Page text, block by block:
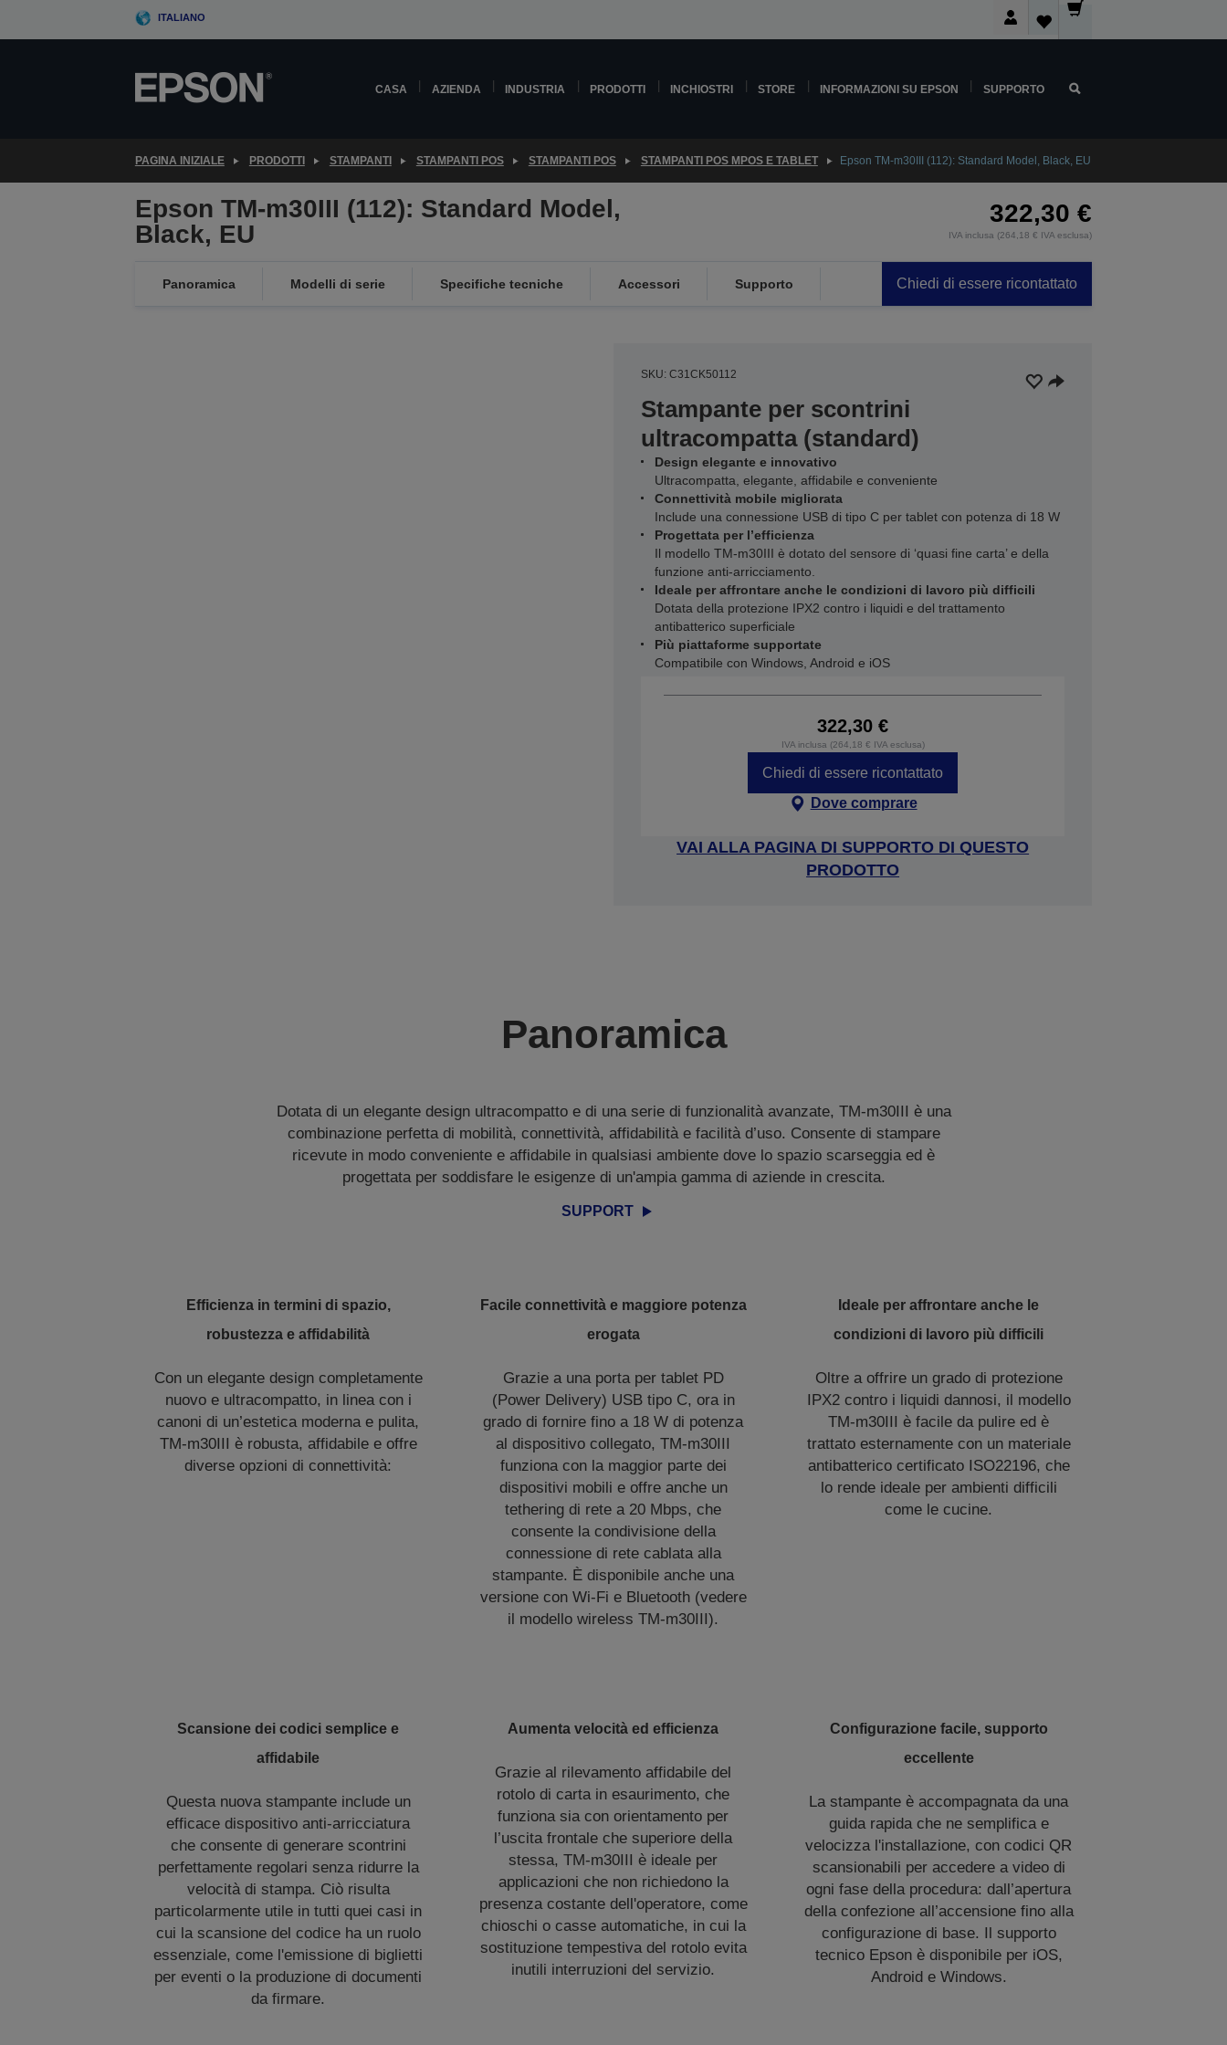
ITALIANO
CASA AZIENDA INDUSTRIA PRODOTTI INCHIOSTRI STORE INFORMAZIONI SU EPSON SUPPORTO
PAGINA INIZIALE PRODOTTI STAMPANTI STAMPANTI POS STAMPANTI POS STAMPANTI POS MPOS E TABLET Epson TM-m30III (112): Standard Model, Black, EU
Epson TM-m30III (112): Standard Model,
Black, EU
322,30 €
IVA inclusa (264,18 € IVA esclusa)
Panoramica Modelli di serie Specifiche tecniche Accessori Supporto Chiedi di essere ricontattato
SKU: C31CK50112
Stampante per scontrini
ultracompatta (standard)
Design elegante e innovativo
Ultracompatta, elegante, affidabile e conveniente
Connettività mobile migliorata
Include una connessione USB di tipo C per tablet con potenza di 18 W
Progettata per l’efficienza
Il modello TM-m30III è dotato del sensore di ‘quasi fine carta’ e della
funzione anti-arricciamento.
Ideale per affrontare anche le condizioni di lavoro più difficili
Dotata della protezione IPX2 contro i liquidi e del trattamento
antibatterico superficiale
Più piattaforme supportate
Compatibile con Windows, Android e iOS
322,30 €
IVA inclusa (264,18 € IVA esclusa)
Chiedi di essere ricontattato
Dove comprare
VAI ALLA PAGINA DI SUPPORTO DI QUESTO
PRODOTTO
Panoramica
Dotata di un elegante design ultracompatto e di una serie di funzionalità avanzate, TM-m30III è una
combinazione perfetta di mobilità, connettività, affidabilità e facilità d’uso. Consente di stampare
ricevute in modo conveniente e affidabile in qualsiasi ambiente dove lo spazio scarseggia ed è
progettata per soddisfare le esigenze di un'ampia gamma di aziende in crescita.
SUPPORT
Efficienza in termini di spazio,
robustezza e affidabilità
Con un elegante design completamente
nuovo e ultracompatto, in linea con i
canoni di un’estetica moderna e pulita,
TM-m30III è robusta, affidabile e offre
diverse opzioni di connettività:
Facile connettività e maggiore potenza
erogata
Grazie a una porta per tablet PD
(Power Delivery) USB tipo C, ora in
grado di fornire fino a 18 W di potenza
al dispositivo collegato, TM‑m30III
funziona con la maggior parte dei
dispositivi mobili e offre anche un
tethering di rete a 20 Mbps, che
consente la condivisione della
connessione di rete cablata alla
stampante. È disponibile anche una
versione con Wi-Fi e Bluetooth (vedere
il modello wireless TM-m30III).
Ideale per affrontare anche le
condizioni di lavoro più difficili
Oltre a offrire un grado di protezione
IPX2 contro i liquidi dannosi, il modello
TM-m30III è facile da pulire ed è
trattato esternamente con un materiale
antibatterico certificato ISO22196, che
lo rende ideale per ambienti difficili
come le cucine.
Scansione dei codici semplice e
affidabile
Questa nuova stampante include un
efficace dispositivo anti-arricciatura
che consente di generare scontrini
perfettamente regolari senza ridurre la
velocità di stampa. Ciò risulta
particolarmente utile in tutti quei casi in
cui la scansione del codice ha un ruolo
essenziale, come l'emissione di biglietti
per eventi o la produzione di documenti
da firmare.
Aumenta velocità ed efficienza
Grazie al rilevamento affidabile del
rotolo di carta in esaurimento, che
funziona sia con orientamento per
l’uscita frontale che superiore della
stessa, TM-m30III è ideale per
applicazioni che non richiedono la
presenza costante dell'operatore, come
chioschi o casse automatiche, in cui la
sostituzione tempestiva del rotolo evita
inutili interruzioni del servizio.
Configurazione facile, supporto
eccellente
La stampante è accompagnata da una
guida rapida che ne semplifica e
velocizza l'installazione, con codici QR
scansionabili per accedere a video di
ogni fase della procedura: dall’apertura
della confezione all’accensione fino alla
configurazione di base. Il supporto
tecnico Epson è disponibile per iOS,
Android e Windows.